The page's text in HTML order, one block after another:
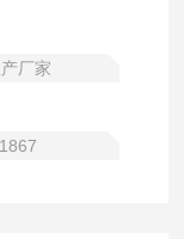
较宽的温度控制
厂家
1867